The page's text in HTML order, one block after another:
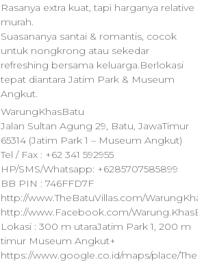
Rasanya extra kuat, tapi harganya relative
murah.
Suasananya santai & romantis, cocok
untuk nongkrong atau sekedar
refreshing bersama keluarga.Berlokasi
tepat diantara Jatim Park & Museum
Angkut.
WarungKhasBatu
Jalan Sultan Agung 29, Batu, JawaTimur
65314 (Jatim Park 1 – Museum Angkut)
Tel / Fax : +62 341 592955
HP/SMS/Whatsapp: +6285707585899
BB PIN : 746FFD7F
http://www.TheBatuVillas.com/
http://www.Facebook.com/
Lokasi : 300 m utaraJatim Park 1, 200 m
timur Museum Angkut+
https://www.google.co.id/maps/place/